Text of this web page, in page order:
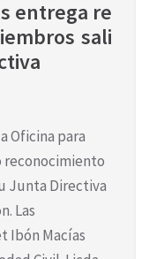
entrega re
sali
Oficina para
reconocimiento
Junta Directiva
Las
Ibón Macías